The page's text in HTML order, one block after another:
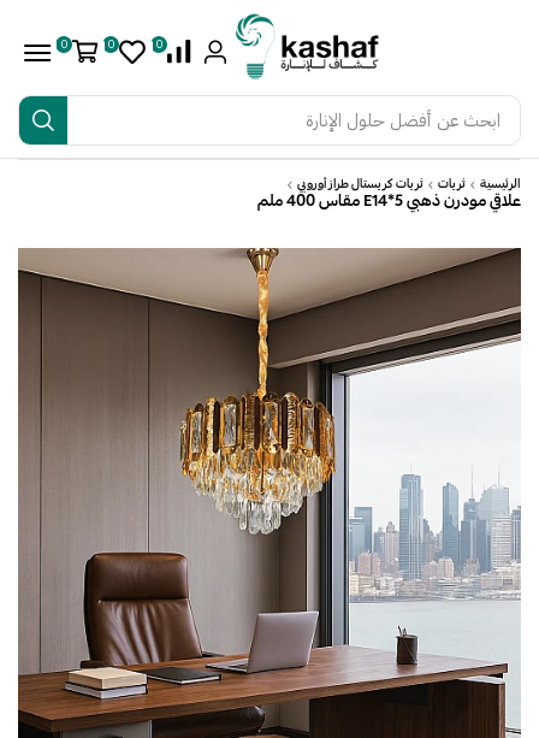
ابحث عن أفضل حلول الإنارة
0
0
0
الرئيسية ثريات ثريات كريستال طراز أوروبي
علاقي مودرن ذهبي E14*5 مقاس 400 ملم